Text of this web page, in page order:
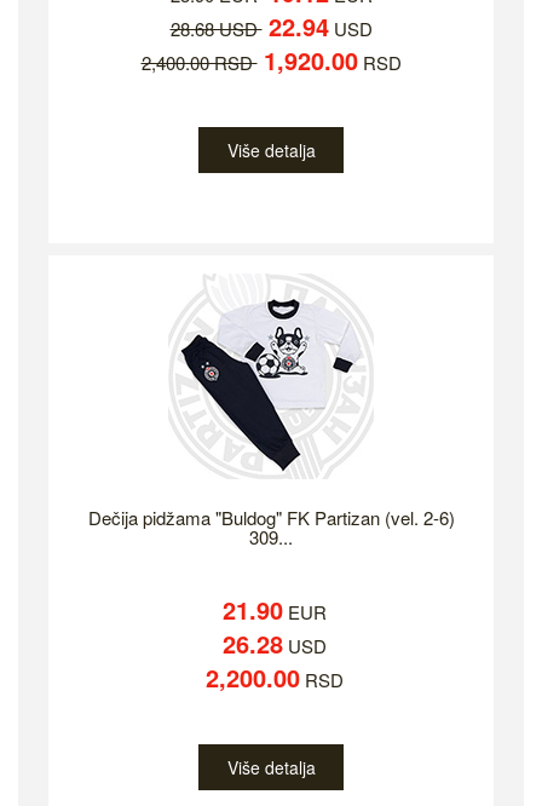
28.68 USD 22.94USD
2,400.00 RSD 1,920.00RSD
Više detalja
Dečija pidžama "Buldog" FK Partizan (vel. 2-6)
309...
21.90EUR
26.28USD
2,200.00RSD
Više detalja